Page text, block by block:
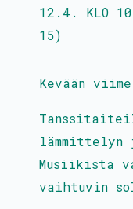
12.4. KLO
15)
Kevään
lämmittelyn
Musiikista
vaihtuvin